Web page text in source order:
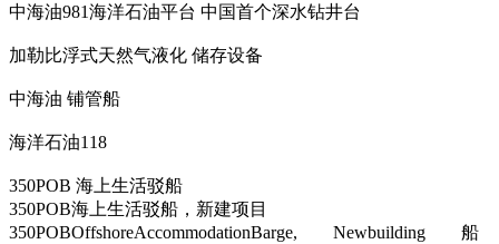
中海油981海洋石油平台 中国首个深水钻井台
加勒比浮式天然气液化 储存设备
中海油 铺管船
海洋石油118
350POB 海上生活驳船
350POB海上生活驳船，新建项目
350POBOffshoreAccommodationBarge, Newbuilding 船